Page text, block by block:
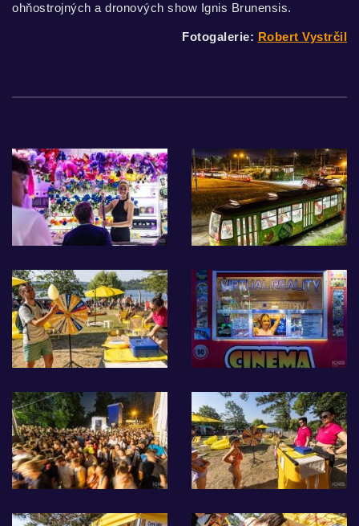
ohňostrojných a dronových show Ignis Brunensis.
Fotogalerie: Robert Vystrčil